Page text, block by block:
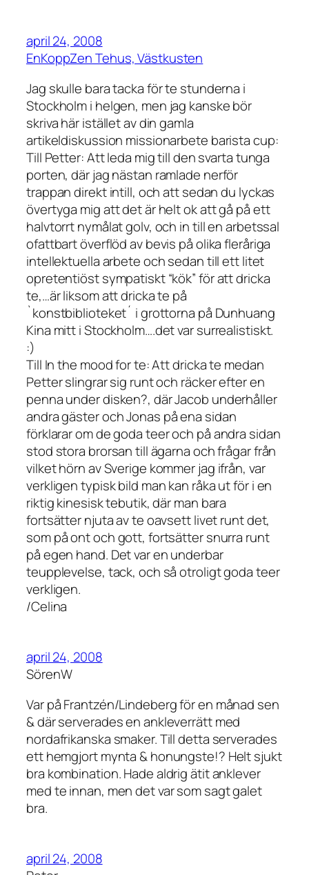
april 24, 2008
EnKoppZen Tehus, Västkusten
Jag skulle bara tacka för te stunderna i
Stockholm i helgen, men jag kanske bör
skriva här istället av din gamla
artikeldiskussion missionarbete barista cup:
Till Petter: Att leda mig till den svarta tunga
porten, där jag nästan ramlade nerför
trappan direkt intill, och att sedan du lyckas
övertyga mig att det är helt ok att gå på ett
halvtorrt nymålat golv, och in till en arbetssal
ofattbart överflöd av bevis på olika fleråriga
intellektuella arbete och sedan till ett litet
opretentiöst sympatiskt “kök” för att dricka
te,…är liksom att dricka te på
`konstbiblioteket´ i grottorna på Dunhuang
Kina mitt i Stockholm….det var surrealistiskt.
:)
Till In the mood for te: Att dricka te medan
Petter slingrar sig runt och räcker efter en
penna under disken?, där Jacob underhåller
andra gäster och Jonas på ena sidan
förklarar om de goda teer och på andra sidan
stod stora brorsan till ägarna och frågar från
vilket hörn av Sverige kommer jag ifrån, var
verkligen typisk bild man kan råka ut för i en
riktig kinesisk tebutik, där man bara
fortsätter njuta av te oavsett livet runt det,
som på ont och gott, fortsätter snurra runt
på egen hand. Det var en underbar
teupplevelse, tack, och så otroligt goda teer
verkligen.
/Celina
april 24, 2008
SörenW
Var på Frantzén/Lindeberg för en månad sen
& där serverades en ankleverrätt med
nordafrikanska smaker. Till detta serverades
ett hemgjort mynta & honungste!? Helt sjukt
bra kombination. Hade aldrig ätit anklever
med te innan, men det var som sagt galet
bra.
april 24, 2008